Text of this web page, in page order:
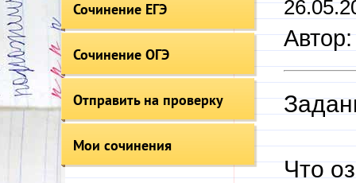
Сочинение ЕГЭ
Сочинение ОГЭ
Отправить на проверку
Мои сочинения
Что